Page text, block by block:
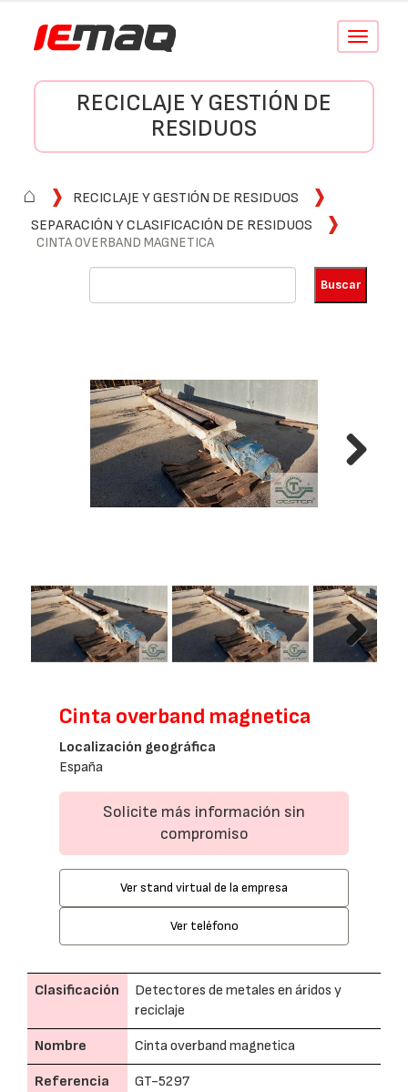
Conmutar
RECICLAJE Y GESTIÓN DE
RESIDUOS
⌂
RECICLAJE Y GESTIÓN DE RESIDUOS
SEPARACIÓN Y CLASIFICACIÓN DE RESIDUOS
CINTA OVERBAND MAGNETICA
Next
Cinta overband magnetica
Localización geográfica
España
Solicite más información sin
compromiso
Ver stand virtual de la empresa
Ver teléfono
Clasificación
Detectores de metales en áridos y
reciclaje
Nombre Cinta overband magnetica
Referencia
GT-5297